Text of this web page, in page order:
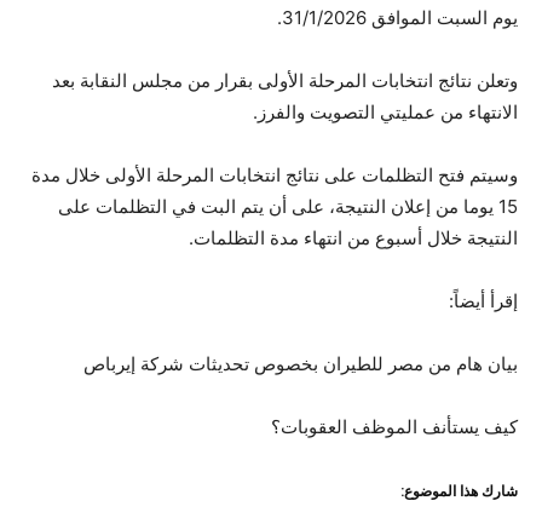
يوم السبت الموافق 31/1/2026.
وتعلن نتائج انتخابات المرحلة الأولى بقرار من مجلس النقابة بعد
الانتهاء من عمليتي التصويت والفرز.
وسيتم فتح التظلمات على نتائج انتخابات المرحلة الأولى خلال مدة
15 يوما من إعلان النتيجة، على أن يتم البت في التظلمات على
النتيجة خلال أسبوع من انتهاء مدة التظلمات.
إقرأ أيضاً:
بيان هام من مصر للطيران بخصوص تحديثات شركة إيرباص
كيف يستأنف الموظف العقوبات؟
شارك هذا الموضوع: